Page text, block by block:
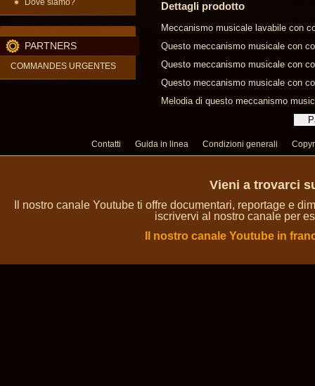
Dove siamo?
PARTNERS
COMMANDES URGENTES
Dettagli prodotto
Meccanismo musicale lavabile con
Questo meccanismo musicale con
Questo meccanismo musicale con
Questo meccanismo musicale con
Melodia di questo meccanismo
Contatti Guida in linea Condizioni generali
Vieni a trovarci
Il nostro canale Youtube ti offre documentari, reportage e
iscrivervi al nostro canale per
Il nostro canale Youtube in